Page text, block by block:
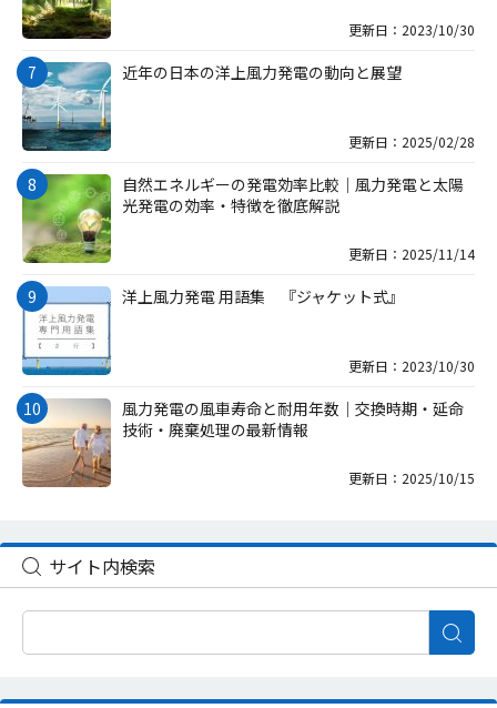
更新日：2023/10/30
近年の日本の洋上風力発電の動向と展望
更新日：2025/02/28
自然エネルギーの発電効率比較｜風力発電と太陽
光発電の効率・特徴を徹底解説
更新日：2025/11/14
洋上風力発電 用語集 『ジャケット式』
更新日：2023/10/30
風力発電の風車寿命と耐用年数｜交換時期・延命
技術・廃棄処理の最新情報
更新日：2025/10/15
サイト内検索